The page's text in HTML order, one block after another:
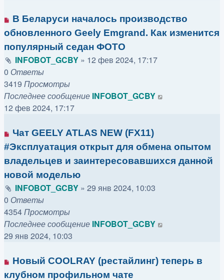
В Беларуси началось производство
обновленного Geely Emgrand. Как изменится
популярный седан ФОТО
INFOBOT_GCBY » 12 фев 2024, 17:17
0 Ответы
3419 Просмотры
Последнее сообщение INFOBOT_GCBY
12 фев 2024, 17:17
Чат GEELY ATLAS NEW (FX11)
#Эксплуатация открыт для обмена опытом
владельцев и заинтересовавшихся данной
новой моделью
INFOBOT_GCBY » 29 янв 2024, 10:03
0 Ответы
4354Просмотры
Последнее сообщение INFOBOT_GCBY
29 янв 2024, 10:03
Новый COOLRAY (рестайлинг) теперь в
клубном профильном чате